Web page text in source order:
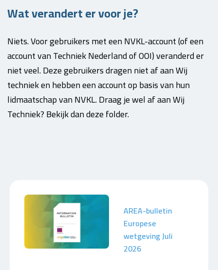
Wat verandert er voor je?
Niets. Voor gebruikers met een NVKL-account (of een
account van Techniek Nederland of OOI) veranderd er
niet veel. Deze gebruikers dragen niet af aan Wij
techniek en hebben een account op basis van hun
lidmaatschap van NVKL. Draag je wel af aan Wij
Techniek? Bekijk dan deze folder.
AREA-bulletin
Europese
wetgeving Juli
2026